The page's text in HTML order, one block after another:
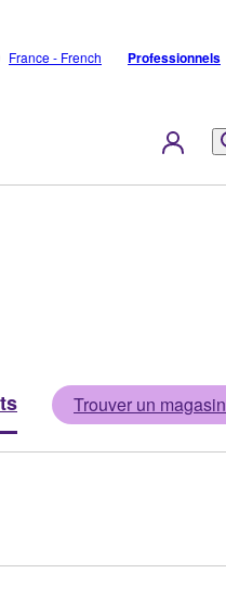
France - French Professionnels
Trouver un magasin